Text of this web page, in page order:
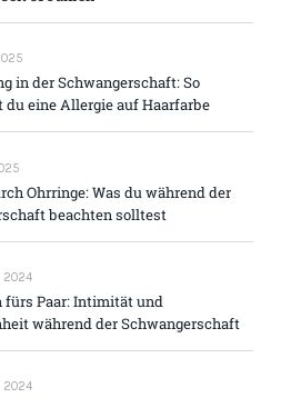
in der Schwangerschaft: So
du eine Allergie auf Haarfarbe
Ohrringe: Was du während der
beachten solltest
2024
fürs Paar: Intimität und
während der Schwangerschaft
2024